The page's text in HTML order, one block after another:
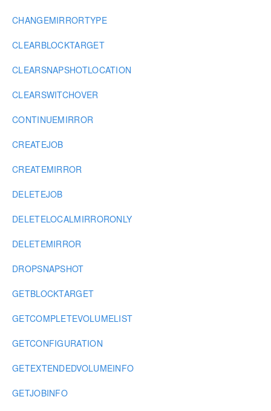
CHANGEMIRRORTYPE
CLEARBLOCKTARGET
CLEARSNAPSHOTLOCATION
CLEARSWITCHOVER
CONTINUEMIRROR
CREATEJOB
CREATEMIRROR
DELETEJOB
DELETELOCALMIRRORONLY
DELETEMIRROR
DROPSNAPSHOT
GETBLOCKTARGET
GETCOMPLETEVOLUMELIST
GETCONFIGURATION
GETEXTENDEDVOLUMEINFO
GETJOBINFO